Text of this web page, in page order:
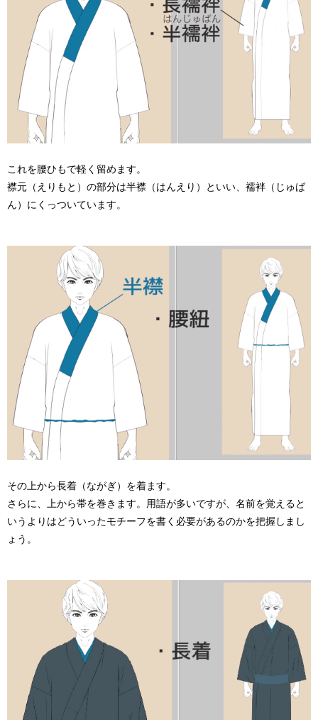
これを腰ひもで軽く留めます。
襟元（えりもと）の部分は半襟（はんえり）
といい、襦袢（じゅば
ん）にくっついています。
その上から長着（ながぎ） を着ます。
さらに、上から帯を巻きます。用語が多いですが、名前を覚えると
いうよりはどういったモチーフを書く必要があるのかを把握しまし
ょう。